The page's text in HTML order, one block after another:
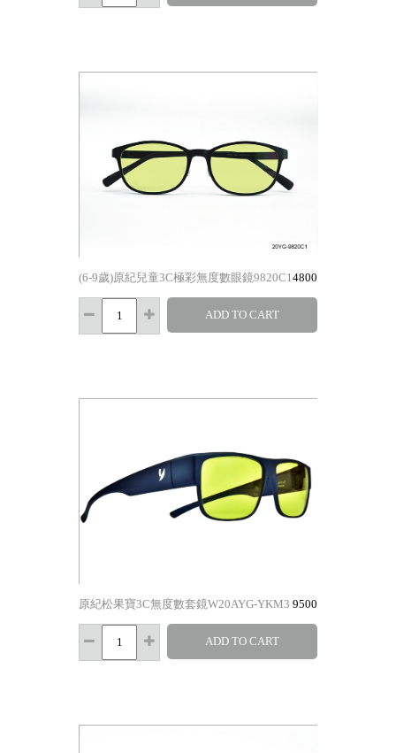
(6-9歲)原紀兒童3C極彩無度數眼鏡9820C1 4800
ADD TO CART
原紀松果寶3C無度數套鏡W20AYG-YKM3 9500
ADD TO CART